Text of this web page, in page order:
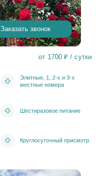
Заказать звонок
от 1700 ₽ / сутки
Элитные, 1, 2-х и 3-х
местные номера
Шестиразовое питание
Круглосуточный присмотр